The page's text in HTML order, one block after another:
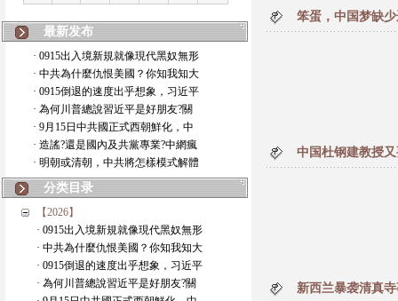
最新发布
· 0915出入境新規就像現代黑奴無形
· 中共為什麼仇恨美國？你知我知大
· 0915倒退的速度出乎想象，习近平
· 為何川普總說習近平是好朋友?關
· 9月15日中共國正式西朝鮮化，中
· 造謠?還是國內及共黨專業?中網瘋
· 明朝或清朝，中共將怎樣模式解體
分类目录
【2026】
· 0915出入境新規就像現代黑奴無形
· 中共為什麼仇恨美國？你知我知大
· 0915倒退的速度出乎想象，习近平
· 為何川普總說習近平是好朋友?關
笨蛋，中国梦缺
中国杜钢建教授
新西兰暴袭清真